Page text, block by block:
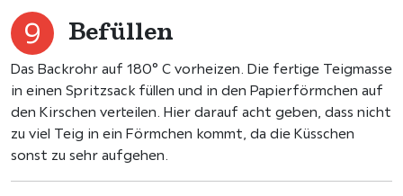
Befüllen
Das Backrohr auf 180° C vorheizen. Die fertige Teigmasse
in einen Spritzsack füllen und in den Papierförmchen auf
den Kirschen verteilen. Hier darauf acht geben, dass nicht
zu viel Teig in ein Förmchen kommt, da die Küsschen
sonst zu sehr aufgehen.